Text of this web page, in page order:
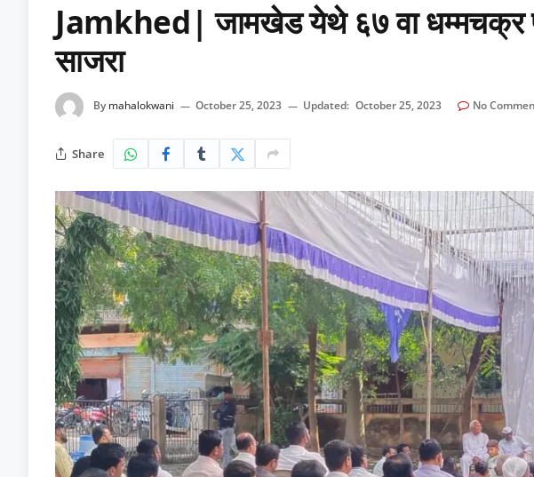
Jamkhed| जामखेड येथे ६७ वा धम्मचक्र
साजरा
By mahalokwani October 25, 2023 Updated: October 25, 2023 No
Share